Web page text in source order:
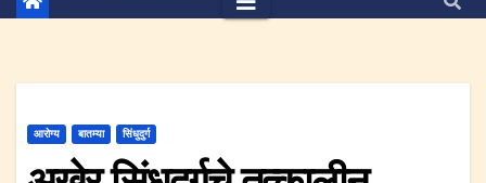
आरोग्य बातम्या सिंधुदुर्ग